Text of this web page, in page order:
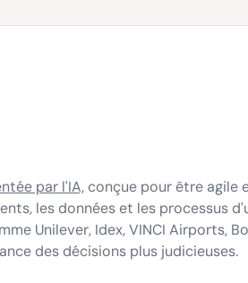
par l'IA,conçue pour être agile
les données et les processus
Unilever, Idex, VINCI Airports,
des décisions plus judicieuses.